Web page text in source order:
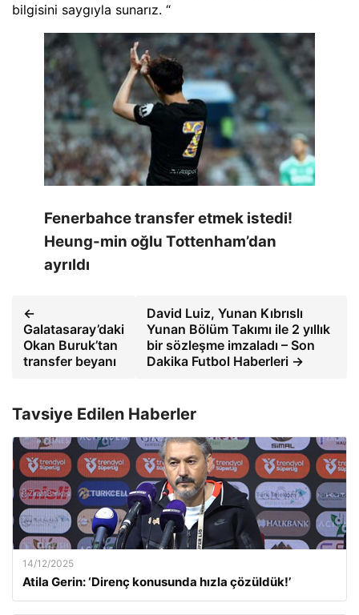
bilgisini saygıyla sunarız. “
Fenerbahce transfer etmek istedi!
Heung-min oğlu Tottenham’dan
ayrıldı
←
Galatasaray’daki
Okan Buruk’tan
transfer beyanı
David Luiz, Yunan Kıbrıslı
Yunan Bölüm Takımı ile 2 yıllık
bir sözleşme imzaladı – Son
Dakika Futbol Haberleri →
Tavsiye Edilen Haberler
14/12/2025
Atila Gerin: ‘Direnç konusunda hızla çözüldük!’